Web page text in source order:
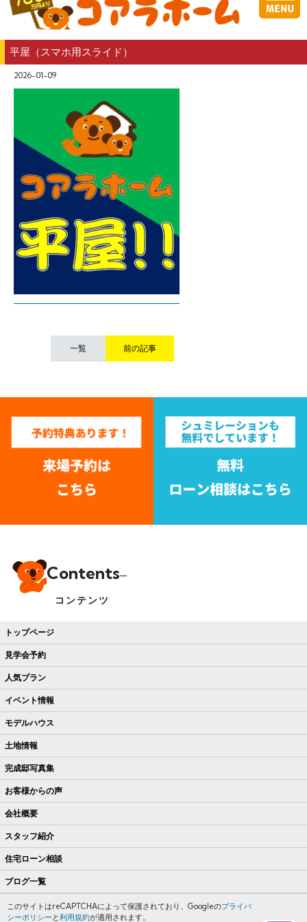
平屋（スマホ用スライド）
2026-01-09
一覧 前の記事
Contents
コンテンツ
トップページ
見学会予約
人気プラン
イベント情報
モデルハウス
土地情報
完成邸写真集
お客様からの声
会社概要
スタッフ紹介
住宅ローン相談
ブログ一覧
このサイトはreCAPTCHAによって保護されており、Googleのプライバ
シーポリシー と利用規約が適用されます。